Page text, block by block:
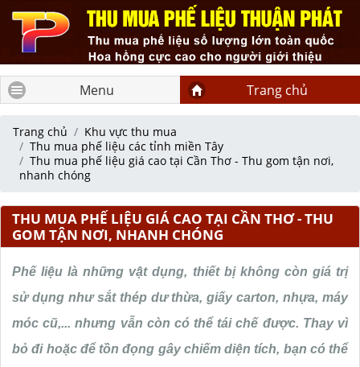
Menu Trang chủ
Trang chủ
Khu vực thu mua
Thu mua phế liệu các tỉnh miền Tây
Thu mua phế liệu giá cao tại Cần Thơ - Thu gom tận nơi,
nhanh chóng
THU MUA PHẾ LIỆU GIÁ CAO TẠI CẦN THƠ - THU
GOM TẬN NƠI, NHANH CHÓNG
Phế liệu là những vật dụng, thiết bị không còn giá trị
sử dụng như sắt thép dư thừa, giấy carton, nhựa, máy
móc cũ,... nhưng vẫn còn có thể tái chế được. Thay vì
bỏ đi hoặc để tồn đọng gây chiếm diện tích, bạn có thể